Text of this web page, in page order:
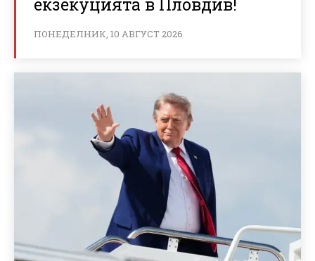
ПОНЕДЕЛНИК, 10 АВГУСТ 2026